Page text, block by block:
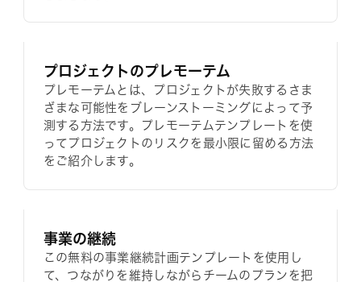
プロジェクトのプレモーテム
プレモーテムとは、プロジェクトが失敗するさま
ざまな可能性をブレーンストーミングによって予
測する方法です。プレモーテムテンプレートを使
ってプロジェクトのリスクを最小限に留める方法
をご紹介します。
事業の継続
この無料の事業継続計画テンプレートを使用し
て、つながりを維持しながらチームのプランを把